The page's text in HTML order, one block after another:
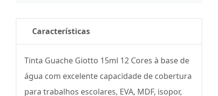
Características
Tinta Guache Giotto 15ml 12 Cores à base de
água com excelente capacidade de cobertura
para trabalhos escolares, EVA, MDF, isopor,